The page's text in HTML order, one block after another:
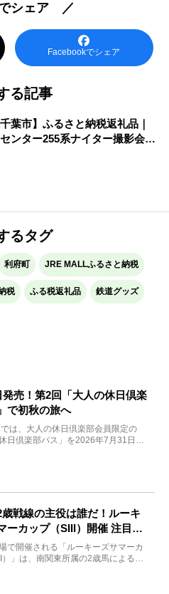
シェア ／
Facebookでシェア
る記事
千葉市】ふるさと納税返礼品｜
ンター255系ナイター撮影会を
るタグ
利府町 JRE MALLふるさと納税
税 ふる税返礼品 鉄道グッズ
発売！第2回「大人の休日倶楽
で初秋の旅へ
は、大人の休日倶楽部会員限定の
休日倶楽部パス」を2026年7月31日
戦線の主役は誰だ！ルーキ
ーカップ（SIII）開催 注目馬
ろをチェック
で開催される「ルーキーズサマーカ
）」は、南関東所属の2歳馬による注